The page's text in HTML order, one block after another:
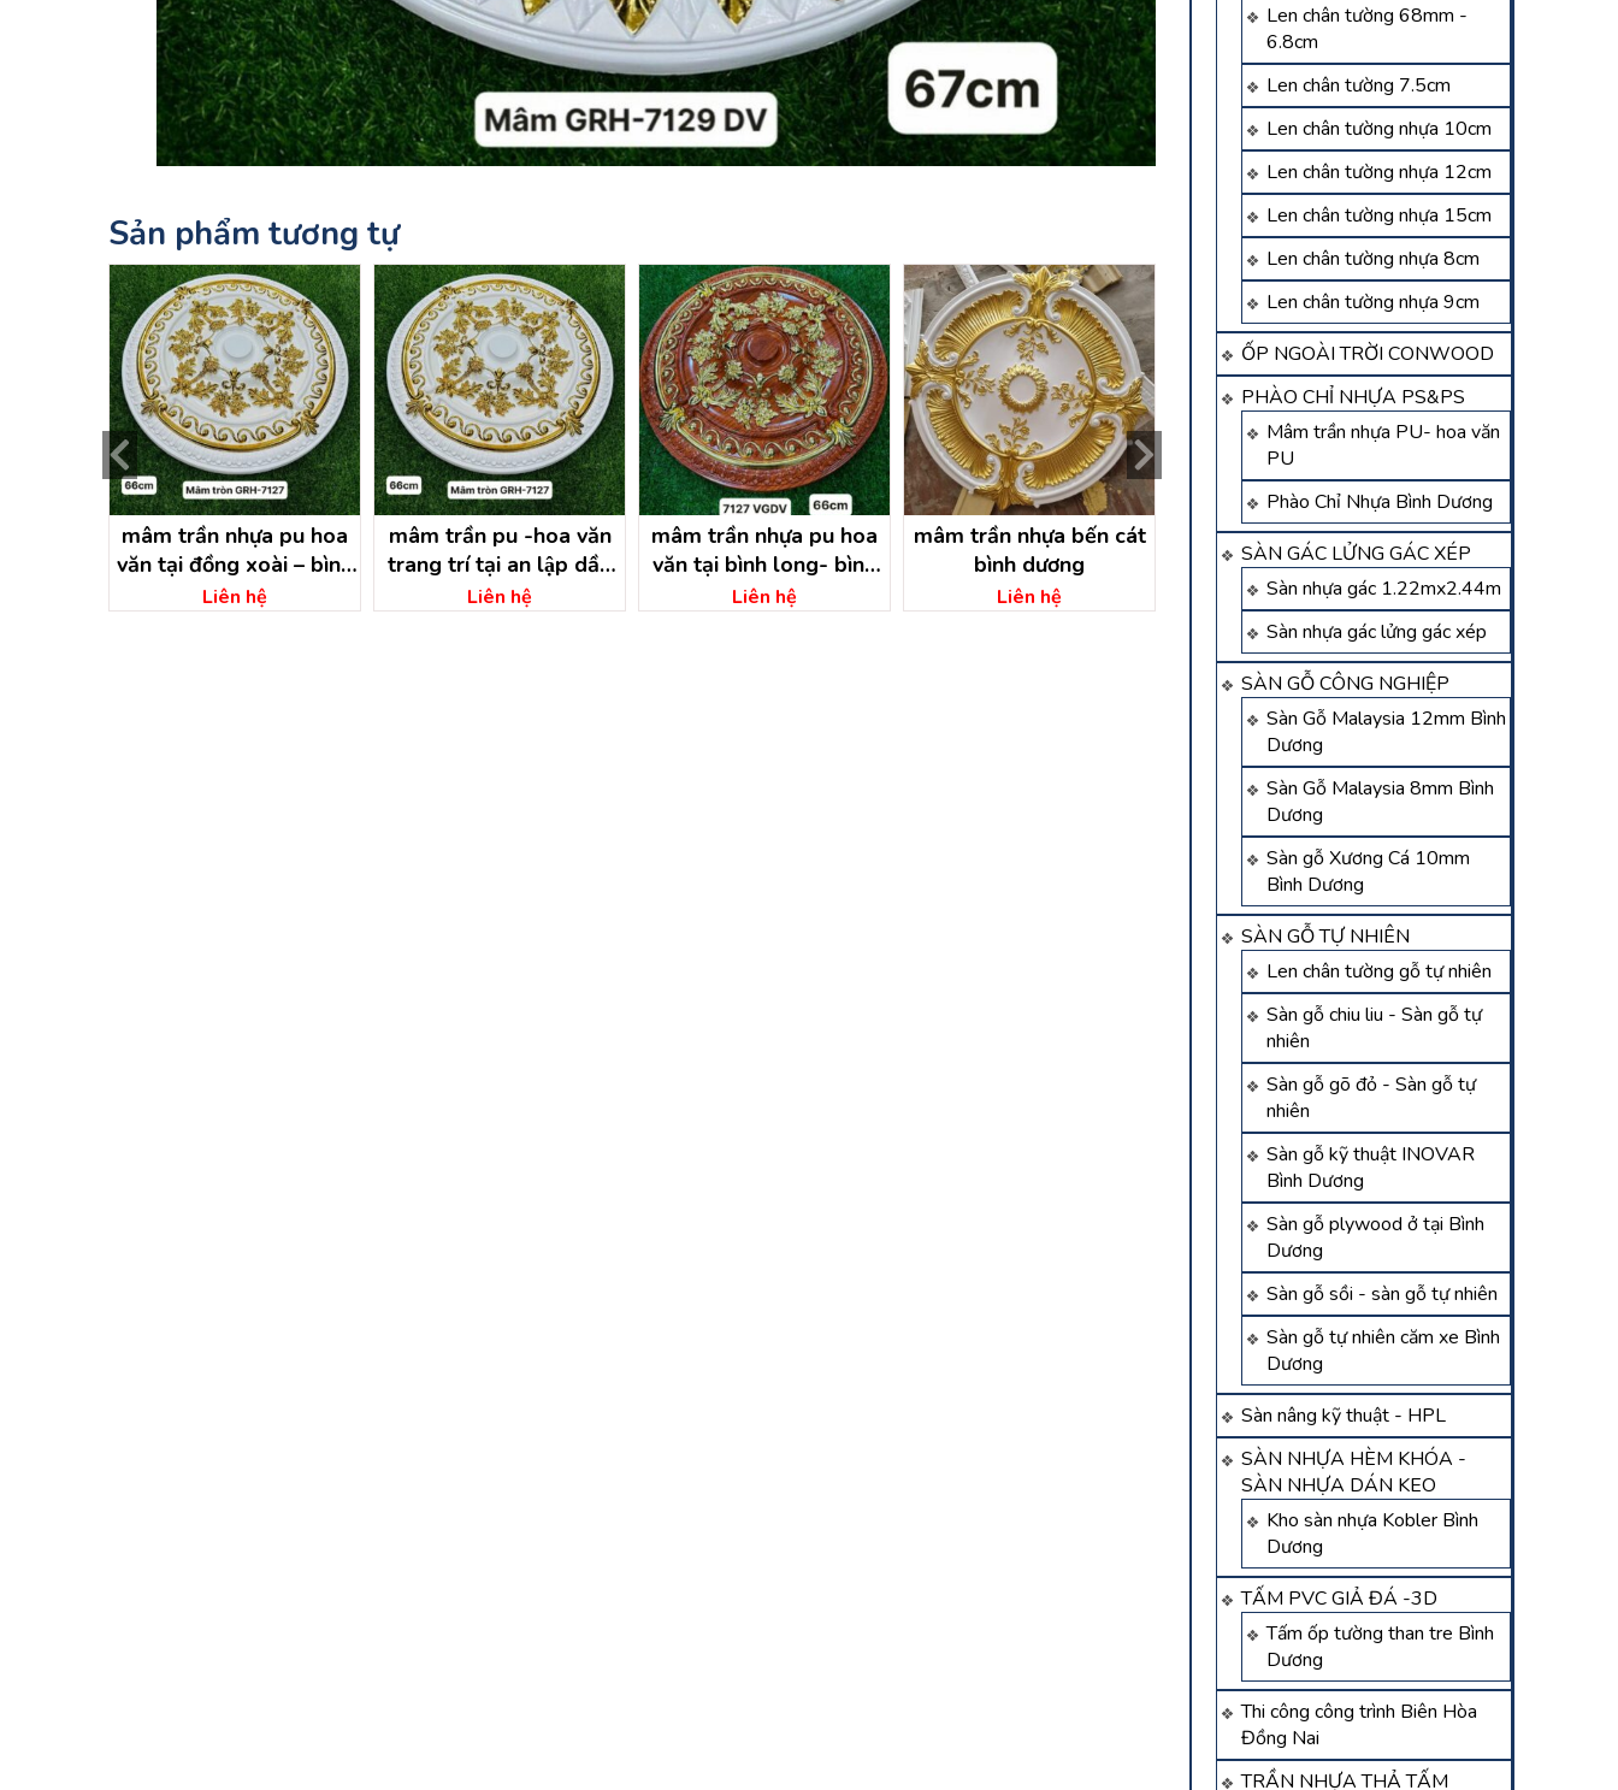
Len chân tường 68mm -
6.8cm
Len chân tường 7.5cm
Len chân tường nhựa 10cm
Len chân tường nhựa 12cm
Len chân tường nhựa 15cm
Len chân tường nhựa 8cm
Len chân tường nhựa 9cm
ỐP NGOÀI TRỜI CONWOOD
PHÀO CHỈ NHỰA PS&PS
Mâm trần nhựa PU- hoa văn
PU
Phào Chỉ Nhựa Bình Dương
SÀN GÁC LỬNG GÁC XÉP
Sàn nhựa gác 1.22mx2.44m
Sàn nhựa gác lửng gác xép
SÀN GỖ CÔNG NGHIỆP
Sàn Gỗ Malaysia 12mm Bình
Dương
Sàn Gỗ Malaysia 8mm Bình
Dương
Sàn gỗ Xương Cá 10mm
Bình Dương
SÀN GỖ TỰ NHIÊN
Len chân tường gỗ tự nhiên
Sàn gỗ chiu liu - Sàn gỗ tự
nhiên
Sàn gỗ gõ đỏ - Sàn gỗ tự
nhiên
Sàn gỗ kỹ thuật INOVAR
Bình Dương
Sàn gỗ plywood ở tại Bình
Dương
Sàn gỗ sồi - sàn gỗ tự nhiên
Sàn gỗ tự nhiên căm xe Bình
Dương
Sàn nâng kỹ thuật - HPL
SÀN NHỰA HÈM KHÓA -
SÀN NHỰA DÁN KEO
Kho sàn nhựa Kobler Bình
Dương
TẤM PVC GIẢ ĐÁ -3D
Tấm ốp tường than tre Bình
Dương
Thi công công trình Biên Hòa
Đồng Nai
TRẦN NHỰA THẢ TẤM
Sản phẩm tương tự
mâm trần nhựa pu hoa
văn tại đồng xoài – bình
phước
Liên hệ
mâm trần pu -hoa văn
trang trí tại an lập dầu
tiếng – bình dương
Liên hệ
mâm trần nhựa pu hoa
văn tại bình long- bình
phước
Liên hệ
mâm trần nhựa bến cát
bình dương
Liên hệ
Mâm Trần Nhựa PU Dát
Vàng Tân Uyên
Liên hệ
Mâm trần nhựa
bình dương